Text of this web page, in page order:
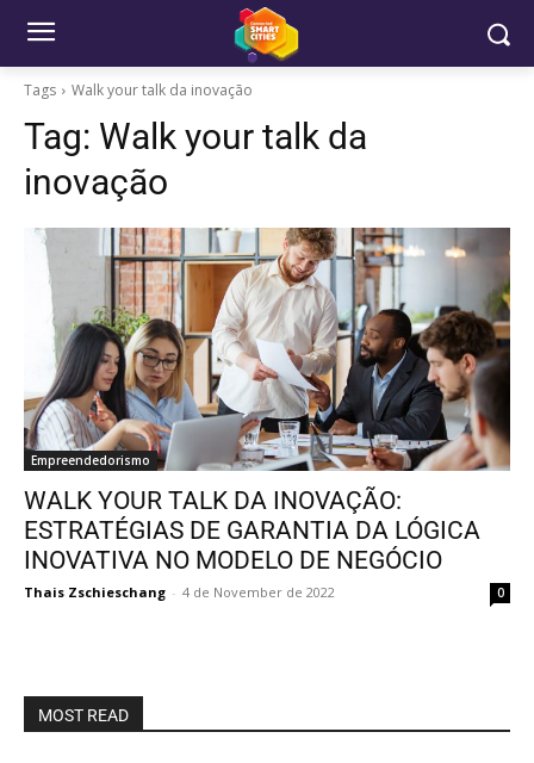
Tags Walk your talk da inovação
Tag: Walk your talk da
inovação
Empreendedorismo
WALK YOUR TALK DA INOVAÇÃO:
ESTRATÉGIAS DE GARANTIA DA LÓGICA
INOVATIVA NO MODELO DE NEGÓCIO
Thais Zschieschang - 4 de November de 2022 0
MOST READ